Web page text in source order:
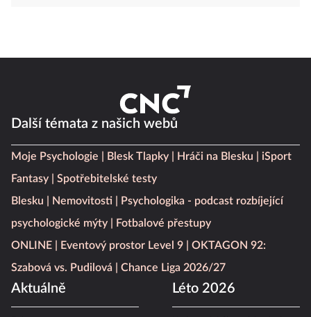
Další témata z našich webů
Moje Psychologie Blesk Tlapky Hráči na Blesku
iSport
Fantasy
Spotřebitelské testy
Blesku
Nemovitosti
Psychologika - podcast rozbíjející
psychologické mýty
Fotbalové přestupy
ONLINE
Eventový prostor Level 9
OKTAGON 92:
Szabová vs. Pudilová
Chance Liga 2026/27
Aktuálně Léto 2026